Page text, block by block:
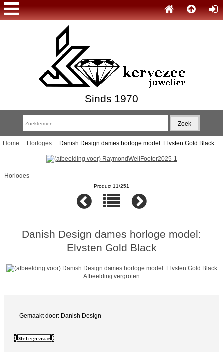
Sinds 1970
Home :: Horloges:: Danish Design dames horloge model: Elvsten Gold Black
Horloges
Product 11/251
Danish Design dames horloge model:
Elvsten Gold Black
Afbeelding vergroten
Gemaakt door: Danish Design